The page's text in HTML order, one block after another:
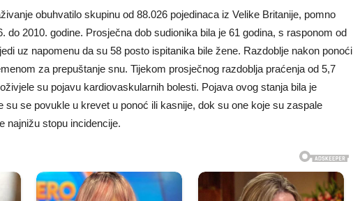
obuhvatilo skupinu od 88.026 pojedinaca iz Velike Britanije, pomno
do 2010. godine. Prosječna dob sudionika bila je 61 godina, s rasponom od
uz napomenu da su 58 posto ispitanika bile žene. Razdoblje nakon ponoći
za prepuštanje snu. Tijekom prosječnog razdoblja praćenja od 5,7
su pojavu kardiovaskularnih bolesti. Pojava ovog stanja bila je
su se povukle u krevet u ponoć ili kasnije, dok su one koje su zaspale
najnižu stopu incidencije.